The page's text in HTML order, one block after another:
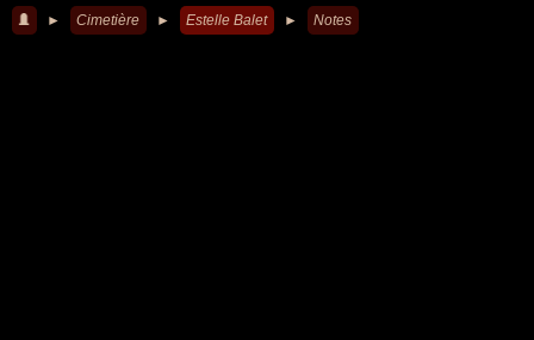
► Cimetière ► Estelle Balet ► Notes